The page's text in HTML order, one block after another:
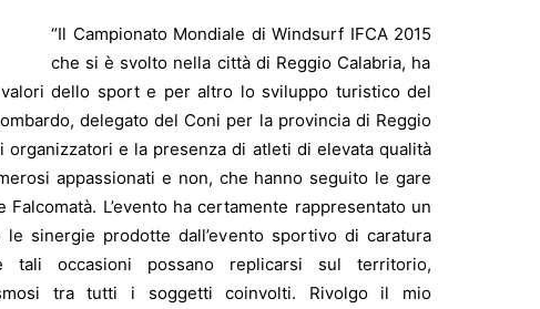
“Il Campionato Mondiale di Windsurf IFCA 2015
che si è svolto nella città di Reggio Calabria, ha
dello sport e per altro lo sviluppo turistico del
delegato del Coni per la provincia di Reggio
organizzatori e la presenza di atleti di elevata qualità
appassionati e non, che hanno seguito le gare
L’evento ha certamente rappresentato un
sinergie prodotte dall’evento sportivo di caratura
tali occasioni possano replicarsi sul territorio,
tra tutti i soggetti coinvolti. Rivolgo il mio